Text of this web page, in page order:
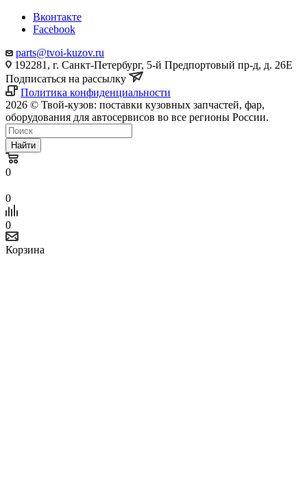
Вконтакте
Facebook
parts@tvoi-kuzov.ru
192281, г. Санкт-Петербург, 5-й Предпортовый пр-д, д. 26Е
Подписаться на рассылку
Политика конфиденциальности
2026 © Твой-кузов: поставки кузовных запчастей, фар,
оборудования для автосервисов во все регионы России.
Найти
0
0
0
Корзина